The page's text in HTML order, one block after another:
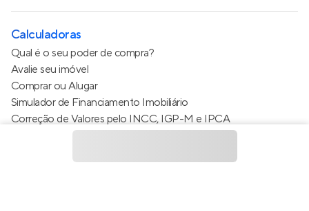
Calculadoras
Qual é o seu poder de compra?
Avalie seu imóvel
Comprar ou Alugar
Simulador de Financiamento Imobiliário
Correção de Valores pelo INCC, IGP-M e IPCA
Estimativa de valor do condomínio